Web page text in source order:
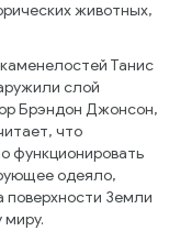
животных,
Танис
слой
Брэндон Джонсон,
что
функционировать
одеяло,
Земли